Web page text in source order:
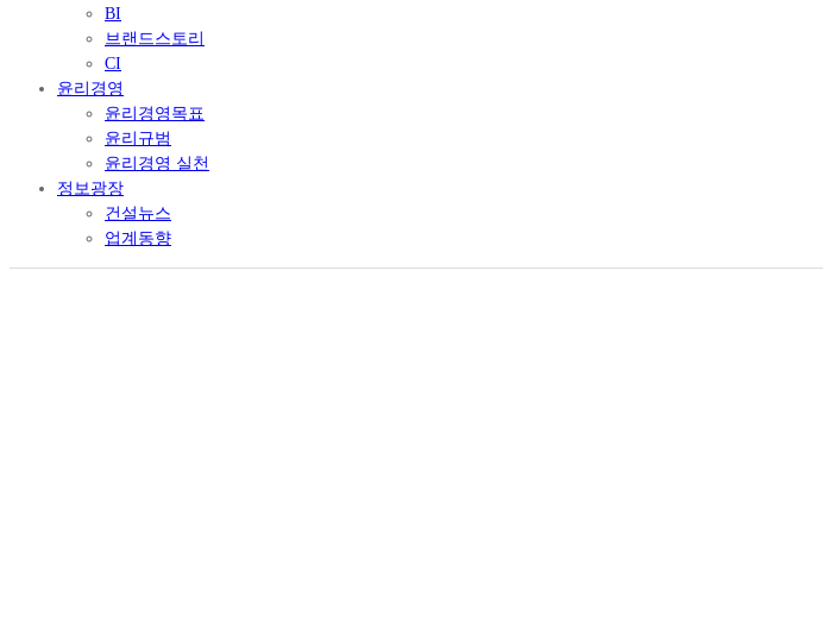
BI
브랜드스토리
CI
윤리경영
윤리경영목표
윤리규범
윤리경영 실천
정보광장
건설뉴스
업계동향